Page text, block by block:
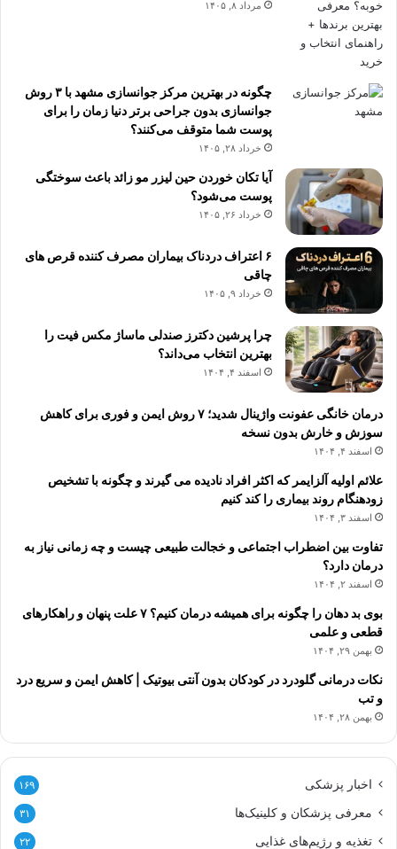
مرداد ۸, ۱۴۰۵
چگونه در بهترین مرکز جوانسازی مشهد با ۳ روش
جوانسازی بدون جراحی برتر دنیا زمان را برای
پوست شما متوقف می‌کنند؟
خرداد ۲۸, ۱۴۰۵
آیا تکان خوردن حین لیزر مو زائد باعث سوختگی
پوست می‌شود؟
خرداد ۲۶, ۱۴۰۵
۶ اعتراف دردناک بیماران مصرف کننده قرص های
چاقی
خرداد ۹, ۱۴۰۵
چرا پرشین دکترز صندلی ماساژ مکس فیت را
بهترین انتخاب می‌داند؟
اسفند ۴, ۱۴۰۴
درمان خانگی عفونت واژینال شدید؛ ۷ روش ایمن و فوری برای کاهش
سوزش و خارش بدون نسخه
اسفند ۴, ۱۴۰۴
علائم اولیه آلزایمر که اکثر افراد نادیده می گیرند و چگونه با تشخیص
زودهنگام روند بیماری را کند کنیم
اسفند ۳, ۱۴۰۴
تفاوت بین اضطراب اجتماعی و خجالت طبیعی چیست و چه زمانی نیاز به
درمان دارد؟
اسفند ۲, ۱۴۰۴
بوی بد دهان را چگونه برای همیشه درمان کنیم؟ ۷ علت پنهان و راهکارهای
قطعی و علمی
بهمن ۲۹, ۱۴۰۴
نکات درمانی گلودرد در کودکان بدون آنتی بیوتیک | کاهش ایمن و سریع درد
و تب
بهمن ۲۸, ۱۴۰۴
اخبار پزشکی ۱۶۹
معرفی پزشکان و کلینیک‌ها ۳۱
تغذیه و رژیم‌های غذایی ۲۲